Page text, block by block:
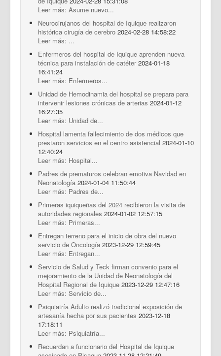
Leer más: Asume nuevo...
Neurocirujanos del hospital de Iquique realizaron
histórica cirugía de cerebro 2024-02-28 14:58:22
Leer más: ...
Enfermeros del hospital de Iquique aprenden nueva
técnica para instalación de catéter 2024-01-18
16:41:24
Leer más: Enfermeros...
Unidad de Hemodinamia del hospital se prepara para
intervenir lesiones crónicas de arterias 2024-01-12
16:27:35
Leer más: Unidad de...
Hospital lamenta fallecimiento de dos médicos que
prestaron servicios en el centro asistencial 2024-01-10
12:40:24
Leer más: Hospital...
Padres de prematuros celebran emotiva Navidad en
Neonatología 2024-01-04 11:50:44
Leer más: Padres de...
Primeras iquiqueñas del 2024 recibieron la visita de
autoridades regionales 2024-01-02 12:57:15
Leer más: Primeras...
Entregan terreno para el inicio de obra del nuevo
servicio de Oncología 2023-12-29 12:59:45
Leer más: Entregan...
Servicio de Salud y Teck firman convenio para el
mejoramiento de la Unidad de Neonatología del
Hospital Regional de Iquique 2023-12-29 12:47:16
Leer más: Servicio de...
Psiquiatría Adulto realizó tradicional exposición de
artesanía hecha por sus pacientes 2023-12-18
17:18:11
Leer más: Psiquiatría...
Recuerdan a funcionario del Hospital de Iquique